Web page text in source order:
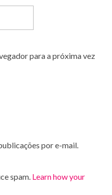
para a próxima vez
por e-mail.
spam. Learn how your